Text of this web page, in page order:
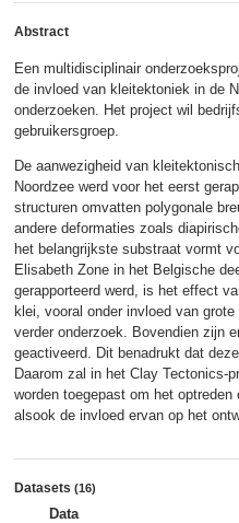
Abstract
Een multidisciplinair
de invloed van kleitektoniek in de
onderzoeken. Het project wil
gebruikersgroep.
De aanwezigheid van
Noordzee werd voor het eerst
structuren omvatten polygonale
andere deformaties zoals
het belangrijkste substraat vormt
Elisabeth Zone in het Belgische
gerapporteerd werd, is het effect
klei, vooral onder invloed van
verder onderzoek. Bovendien zijn
geactiveerd. Dit benadrukt dat
Daarom zal in het Clay Tectonics-
worden toegepast om het
alsook de invloed ervan op het
Datasets (16)
Data